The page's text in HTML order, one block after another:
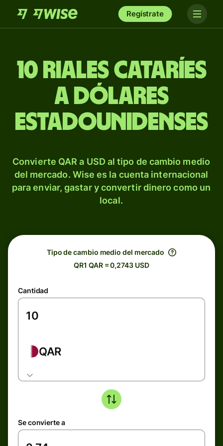
Regístrate
10 riales cataríes
a dólares
estadounidenses
Convierte QAR a USD al tipo de cambio medio
del mercado. Wise es la cuenta internacional
para enviar, gastar y convertir dinero como un
local.
Tipo de cambio medio del mercado
QR1 QAR = 0,2743 USD
Cantidad
QAR
Se convierte a